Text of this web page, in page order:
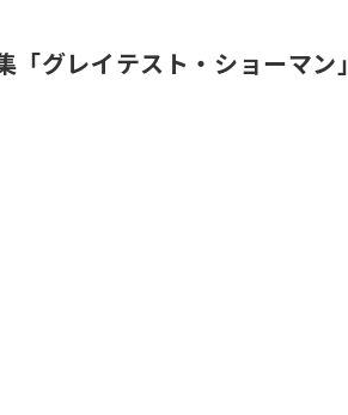
グレイテスト・ショーマン」